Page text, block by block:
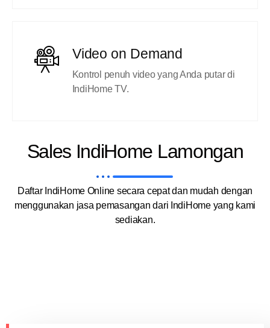
Video on Demand
Kontrol penuh video yang Anda putar di
IndiHome TV.
Sales IndiHome Lamongan
Daftar IndiHome Online secara cepat dan mudah dengan
menggunakan jasa pemasangan dari IndiHome yang kami
sediakan.